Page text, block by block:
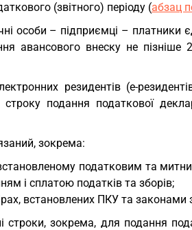
(звітного) періоду (абзац
особи – підприємці – платники
авансового внеску не пізніше
резидентів (е-
подання податкової
зокрема:
податковим та
і сплатою податків та зборів;
встановлених ПКУ та законами
зокрема, для подання